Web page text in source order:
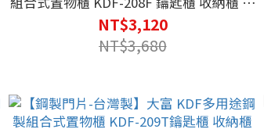
鑰匙鎖 可改密碼鎖
NT$3,120
NT$3,680